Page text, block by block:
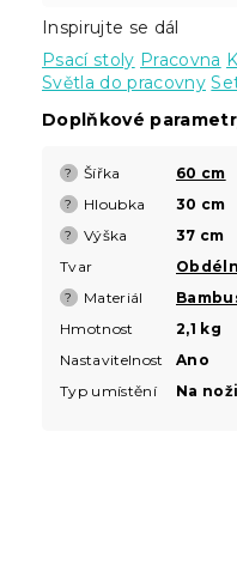
Inspirujte se dál
Psací stoly Pracovna
Světla do pracovny
Doplňkové
? Šířka 60 cm
? Hloubka 30 cm
? Výška
37 cm
Tvar
? Materiál
Hmotnost
2,1 kg
Nastavitelnost
Ano
Typ umístění
Na